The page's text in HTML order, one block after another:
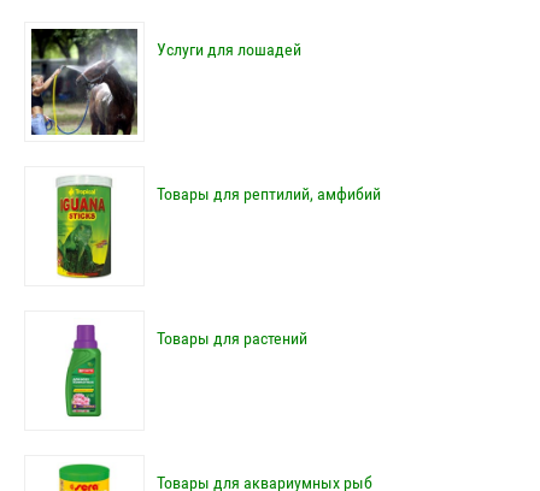
Услуги для лошадей
Товары для рептилий, амфибий
Товары для растений
Товары для аквариумных рыб